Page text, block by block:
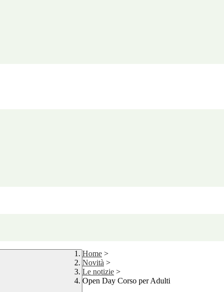
Home >
Novità >
Le notizie >
Open Day Corso per Adulti